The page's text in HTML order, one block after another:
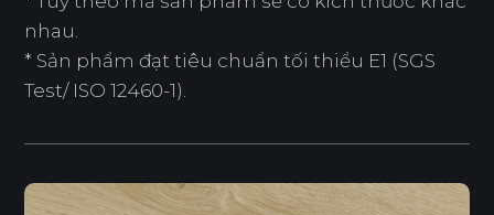
nhau.
* Sản phẩm đạt tiêu chuẩn tối thiểu E1 (SGS
Test/ ISO 12460-1).